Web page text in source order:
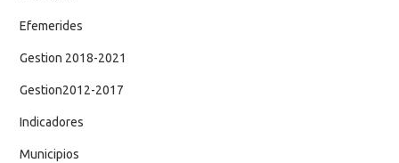
Efemerides
Gestion 2018-2021
Gestion2012-2017
Indicadores
Municipios